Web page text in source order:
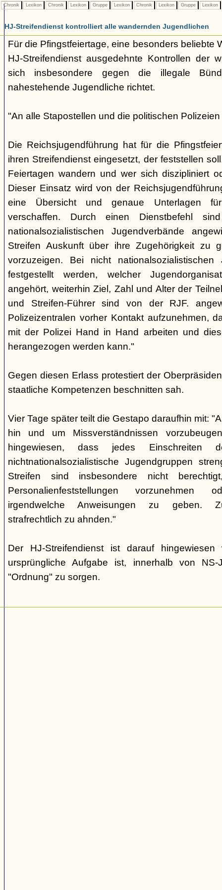
Chronik Lexikon Chronik Lexikon Gruppe Lexikon Chronik Lexikon Gruppe Lexikon
HJ-Streifendienst kontrolliert alle wandernden Jugendlichen
Für die Pfingstfeiertage, eine besonders beliebte
HJ-Streifendienst ausgedehnte Kontrollen der
sich insbesondere gegen die illegale
nahestehende Jugendliche richtet.
"An alle Stapostellen und die politischen
Die Reichsjugendführung hat für die
ihren Streifendienst eingesetzt, der feststellen
Feiertagen wandern und wer sich diszipliniert
Dieser Einsatz wird von der
eine Übersicht und genaue Unterlagen
verschaffen. Durch einen Dienstbefehl
nationalsozialistischen Jugendverbände
Streifen Auskunft über ihre Zugehörigkeit zu
vorzuzeigen. Bei nicht
festgestellt werden, welcher
angehört, weiterhin Ziel, Zahl und Alter der
und Streifen-Führer sind von der RJF.
Polizeizentralen vorher Kontakt aufzunehmen,
mit der Polizei Hand in Hand arbeiten und
herangezogen werden kann."
Gegen diesen Erlass protestiert der
staatliche Kompetenzen beschnitten sah.
Vier Tage später teilt die Gestapo daraufhin mit:
hin und um Missverständnissen
hingewiesen, dass jedes Einschreiten
nichtnationalsozialistische Jugendgruppen
Streifen sind insbesondere nicht
Personalienfeststellungen vorzunehmen
irgendwelche Anweisungen zu geben.
strafrechtlich zu ahnden."
Der HJ-Streifendienst ist darauf
ursprüngliche Aufgabe ist, innerhalb von NS-
"Ordnung" zu sorgen.